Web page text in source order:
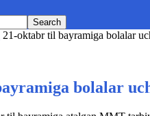
21-oktabr til bayramiga bolalar
bolalar